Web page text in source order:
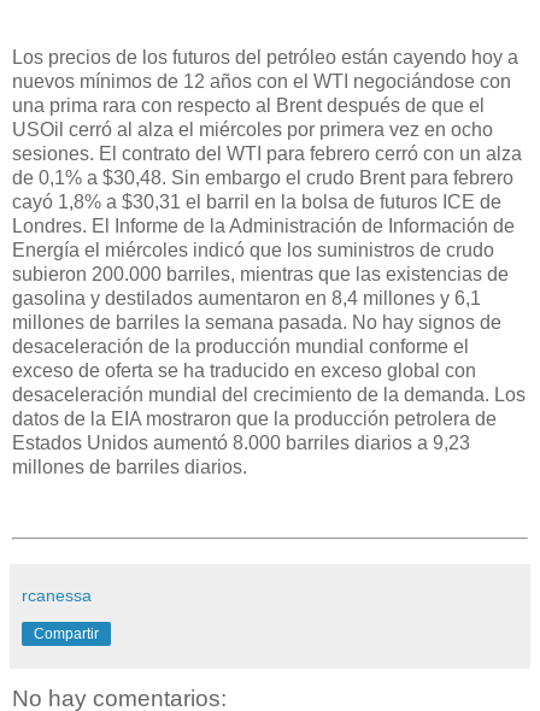
Los precios de los futuros del petróleo están cayendo hoy a
nuevos mínimos de 12 años con el WTI negociándose con
una prima rara con respecto al Brent después de que el
USOil cerró al alza el miércoles por primera vez en ocho
sesiones. El contrato del WTI para febrero cerró con un alza
de 0,1% a $30,48. Sin embargo el crudo Brent para febrero
cayó 1,8% a $30,31 el barril en la bolsa de futuros ICE de
Londres. El Informe de la Administración de Información de
Energía el miércoles indicó que los suministros de crudo
subieron 200.000 barriles, mientras que las existencias de
gasolina y destilados aumentaron en 8,4 millones y 6,1
millones de barriles la semana pasada. No hay signos de
desaceleración de la producción mundial conforme el
exceso de oferta se ha traducido en exceso global con
desaceleración mundial del crecimiento de la demanda. Los
datos de la EIA mostraron que la producción petrolera de
Estados Unidos aumentó 8.000 barriles diarios a 9,23
millones de barriles diarios.
rcanessa
Compartir
No hay comentarios: